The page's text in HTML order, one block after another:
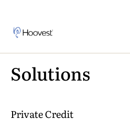
Solutions
Private Credit